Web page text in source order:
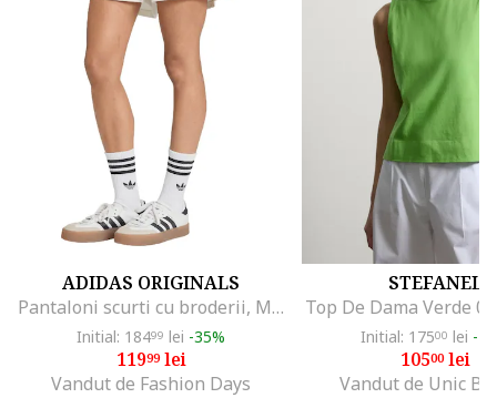
ADIDAS ORIGINALS
Pantaloni scurti cu broderii, Maro deschis/Alb murdar
Initial: 18499 lei -35%
11999lei
Vandut de Fashion Days
STEFANEL
Top De Dama Verde
Initial: 17500 lei -
10500lei
Vandut de Unic